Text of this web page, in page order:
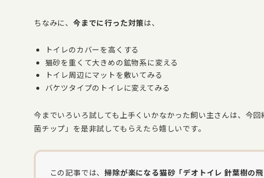
ちなみに、 今までに行った対策は、
トイレのカバーを高くする
猫砂を重くて大きめの鉱物系に変える
トイレ周辺にマットを敷いてみる
バケツタイプのトイレに変えてみる
今までいろいろ試しても上手くいかなかった飼い主さんは、今
菌チップ」を是非試してもらえたら嬉しいです。
この記事では、掃除が楽になる猫砂「デオトイレ 針葉樹の